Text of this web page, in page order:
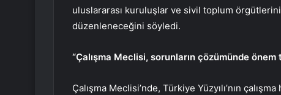
uluslararası kuruluşlar ve sivil toplum
düzenleneceğini söyledi.
“Çalışma Meclisi, sorunların çözümünde önem
Çalışma Meclisi’nde, Türkiye Yüzyılı’nın